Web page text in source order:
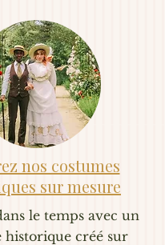
nos costumes
sur mesure
le temps avec un
historique créé sur